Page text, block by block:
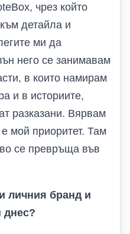
чрез който
детайла и
ми да
него се занимавам
в които намирам
и в историите,
разказани. Вярвам
е мой приоритет. Там
се превръща във
личния бранд и
днес?